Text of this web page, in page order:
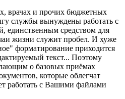
врачах и прочих бюджетных
службы вынуждены работать с
единственным средством для
жизни служит пробел. И хуже
форматирование приходится
текст... Поэтому
о базовых приёмах
которые облегчат
работать с Вашими файлами